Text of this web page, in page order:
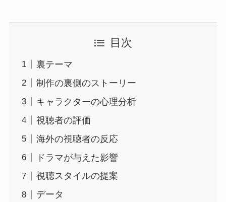
目次
裏テーマ
制作の裏側のストーリー
キャラクターの心理分析
視聴者の評価
海外の視聴者の反応
ドラマが与えた影響
視聴スタイルの提案
データ